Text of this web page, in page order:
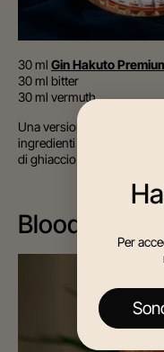
30 ml Gin Hakuto
30 ml bitter
30 ml vermuth
Una versione rivisitata del
ingredienti in un mixing
di ghiaccio. Decorare con
Bloody Jane
Per